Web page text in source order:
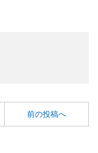
前の投稿へ